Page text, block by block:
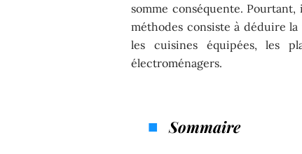
somme conséquente.
méthodes consiste à déduire
les cuisines équipées, les
électroménagers.
Sommaire